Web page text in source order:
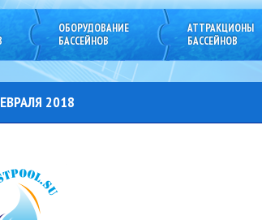
next
ОБОРУДОВАНИЕ
БАССЕЙНОВ
АТТРАКЦИОНЫ
БАССЕЙНОВ
2018